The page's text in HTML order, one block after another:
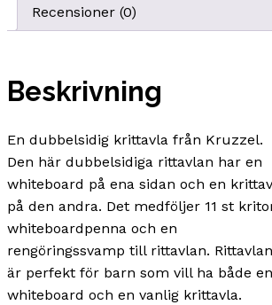
Recensioner (0)
Beskrivning
En dubbelsidig krittavla från Kruzzel.
Den här dubbelsidiga rittavlan har en
whiteboard på ena sidan och en
på den andra. Det medföljer 11 st
whiteboardpenna och en
rengöringssvamp till rittavlan. Rittavlan
är perfekt för barn som vill ha både en
whiteboard och en vanlig krittavla.